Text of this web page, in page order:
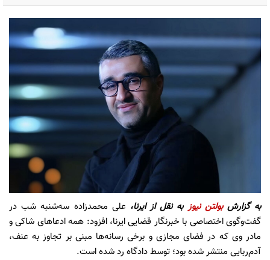
به گزارشبولتن نیوزبه نقل از ایرنا، علی محمدزاده سه‌شنبه شب در
گفت‌وگوی اختصاصی با خبرنگار قضایی ایرنا، افزود: همه ادعاهای شاکی و
مادر وی که در فضای مجازی و برخی رسانه‌ها مبنی بر تجاوز به عنف،
آدم‌ربایی منتشر شده بود؛ توسط دادگاه رد شده است.